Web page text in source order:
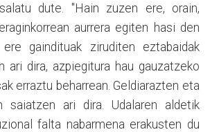
dute. "Hain zuzen ere, orain,
aurrera egiten hasi den
gaindituak ziruditen eztabaidak
ari dira, azpiegitura hau gauzatzeko
erraztu beharrean. Geldiarazten eta
saiatzen ari dira. Udalaren aldetik
falta nabarmena erakusten du